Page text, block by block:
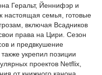
Геральт, Йеннифэр и
настоящая семья, готовые
включая Всадников
права на Цири. Сезон
и предвкушение
укрепил позиции
проектов Netflix,